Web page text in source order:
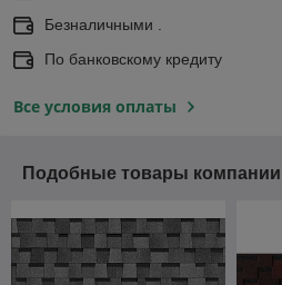
Безналичными .
По банковскому кредиту
Все условия оплаты
Подобные товары компании